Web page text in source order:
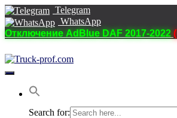
Telegram
WhatsApp
Отключение AdBlue DAF 2017-2022
Переключить
навигацию
Search for: